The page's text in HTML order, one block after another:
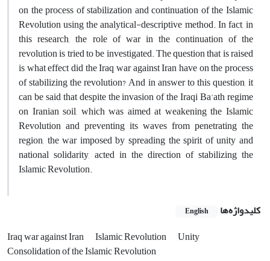
on the process of stabilization and continuation of the Islamic
Revolution using the analytical-descriptive method.In fact, in
this research, the role of war in the continuation of the
revolution is tried to be investigated.The question that is raised
is what effect did the Iraq war against Iran have on the process
of stabilizing the revolution?And in answer to this question, it
can be said that despite the invasion of the Iraqi Ba'ath regime
on Iranian soil, which was aimed at weakening the Islamic
Revolution and preventing its waves from penetrating the
region, the war imposed by spreading the spirit of unity and
national solidarity, acted in the direction of stabilizing the
Islamic Revolution.
کلیدواژه‌ها English
Iraq war against Iran Islamic Revolution
Unity
Consolidation of the Islamic Revolution